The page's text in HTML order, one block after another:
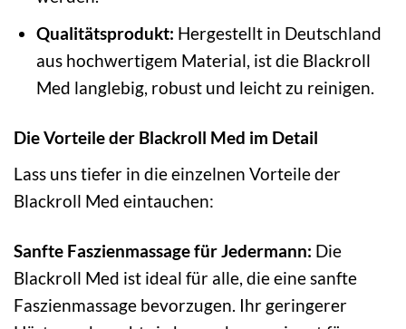
Qualitätsprodukt: Hergestellt in Deutschland
aus hochwertigem Material, ist die Blackroll
Med langlebig, robust und leicht zu reinigen.
Die Vorteile der Blackroll Med im Detail
Lass uns tiefer in die einzelnen Vorteile der
Blackroll Med eintauchen:
Sanfte Faszienmassage für Jedermann: Die
Blackroll Med ist ideal für alle, die eine sanfte
Faszienmassage bevorzugen. Ihr geringerer